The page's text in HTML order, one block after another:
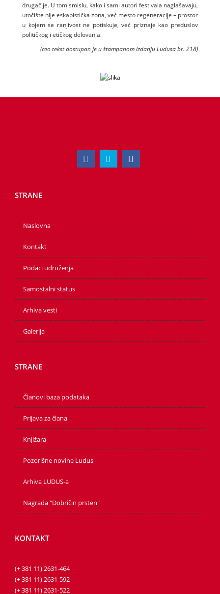
drugačije. U tom smislu, kako i sami autori festivala naglašavaju,
utočište nije eskapistička zona, već mesto regeneracije – prostor
u kojem se ranjivost ne potiskuje, već priznaje kao preduslov
političkog i etičkog delovanja.
(ceo tekst dostupan je u štampanom izdanju Ludusa br. 218)
STRANE
Naslovna
Kontakt
Podaci udruženja
Samostalni status
Arhiva vesti
Galerija
STRANE
Članovi baza podataka
Prijava za člana
Knjižara
Pozorišne novine Ludus
Arhiva LUDUS-a
Nagrada "Dobričin prsten"
KONTAKT
(+ 381 11) 2631-464
(+ 381 11) 2631-592
(+ 381 11) 2631-522